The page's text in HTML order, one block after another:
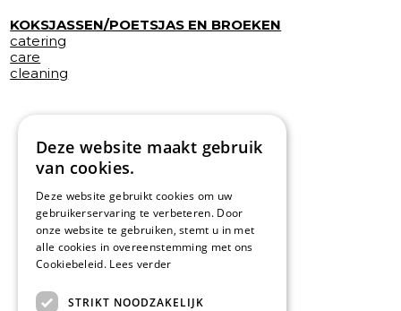
KOKSJASSEN/POETSJAS EN BROEKEN
catering
care
cleaning
Deze website maakt gebruik
van cookies.
Deze website gebruikt cookies om uw
gebruikerservaring te verbeteren. Door
onze website te gebruiken, stemt u in met
alle cookies in overeenstemming met ons
Cookiebeleid. Lees verder
STRIKT NOODZAKELIJK